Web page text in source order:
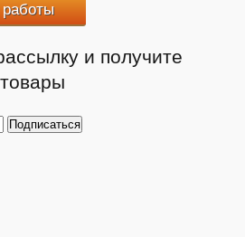
и получите